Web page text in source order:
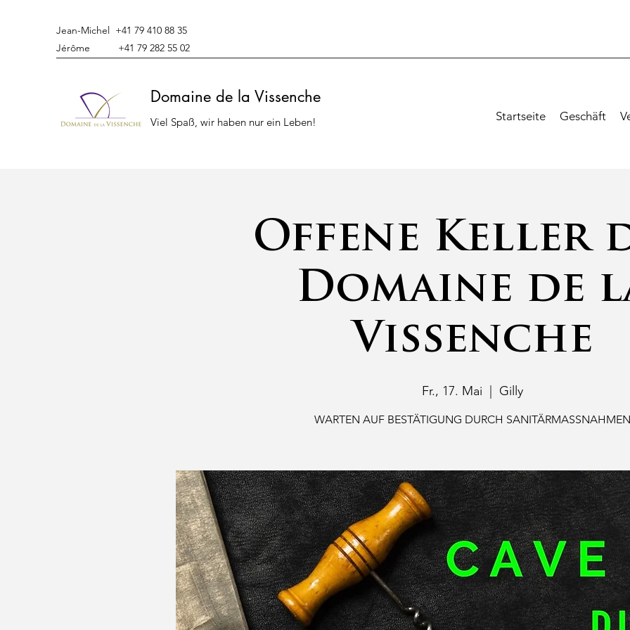
Jean-Michel +41 79 410 88 35
Jérôme +41 79 282 55 02
Domaine de la Vissenche
Viel Spaß, wir haben nur ein Leben! Startseite Geschäft
Offene Keller
Domaine de
Vissenche
Fr., 17. Mai Gilly
WARTEN AUF BESTÄTIGUNG DURCH SANITÄRMASSNAHMEN